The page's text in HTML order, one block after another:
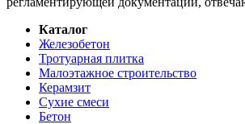
Каталог
Железобетон
Тротуарная плитка
Малоэтажное строительство
Керамзит
Сухие смеси
Бетон